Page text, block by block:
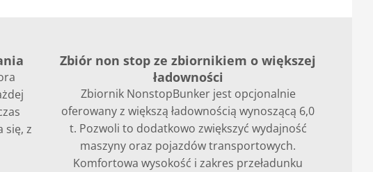
się, z
Zbiór non stop ze zbiornikiem o większej
ładowności
Zbiornik NonstopBunker jest opcjonalnie
oferowany z większą ładownością wynoszącą 6,0
t. Pozwoli to dodatkowo zwiększyć wydajność
maszyny oraz pojazdów transportowych.
Komfortowa wysokość i zakres przeładunku